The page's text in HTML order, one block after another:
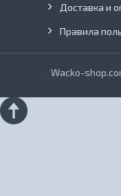
Доставка и
Правила
Wacko-